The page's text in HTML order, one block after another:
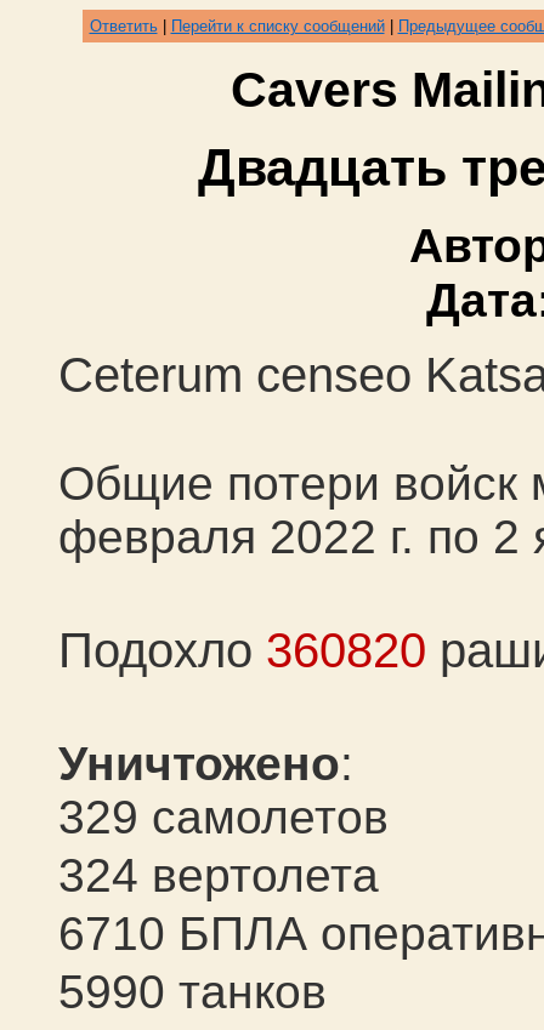
Ответить| Перейти к списку сообщений| Предыдущее
Cavers
Двадцать
Ceterum censeo
Общие потери войск
февраля 2022 г. по 2
Подохло 360820
Уничтожено:
329 самолетов
324 вертолета
6710 БПЛА
5990 танков